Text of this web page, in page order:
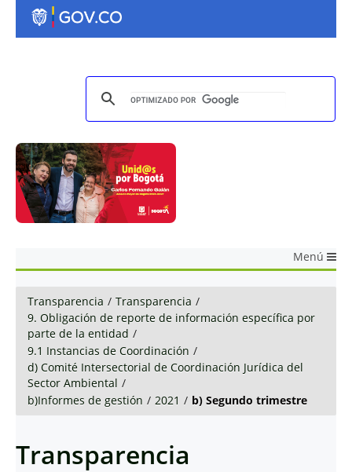
Menú
Transparencia / Transparencia /
9. Obligación de reporte de información específica por
parte de la entidad /
9.1 Instancias de Coordinación /
d) Comité Intersectorial de Coordinación Jurídica del
Sector Ambiental /
b)Informes de gestión / 2021 / b) Segundo trimestre
Transparencia